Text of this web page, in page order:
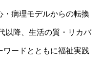
・病理モデルからの転換
以降、生活の質・リカバ
ワードとともに福祉実践